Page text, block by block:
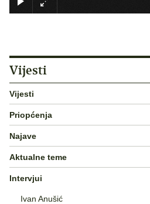
Vijesti
Vijesti
Priopćenja
Najave
Aktualne teme
Intervjui
Ivan Anušić